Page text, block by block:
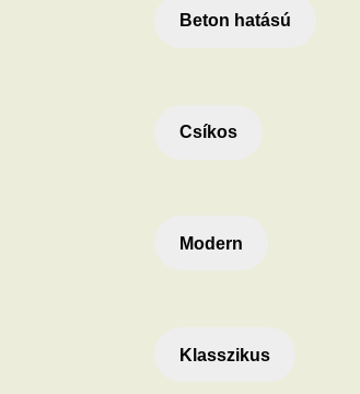
Beton hatású
Csíkos
Modern
Klasszikus